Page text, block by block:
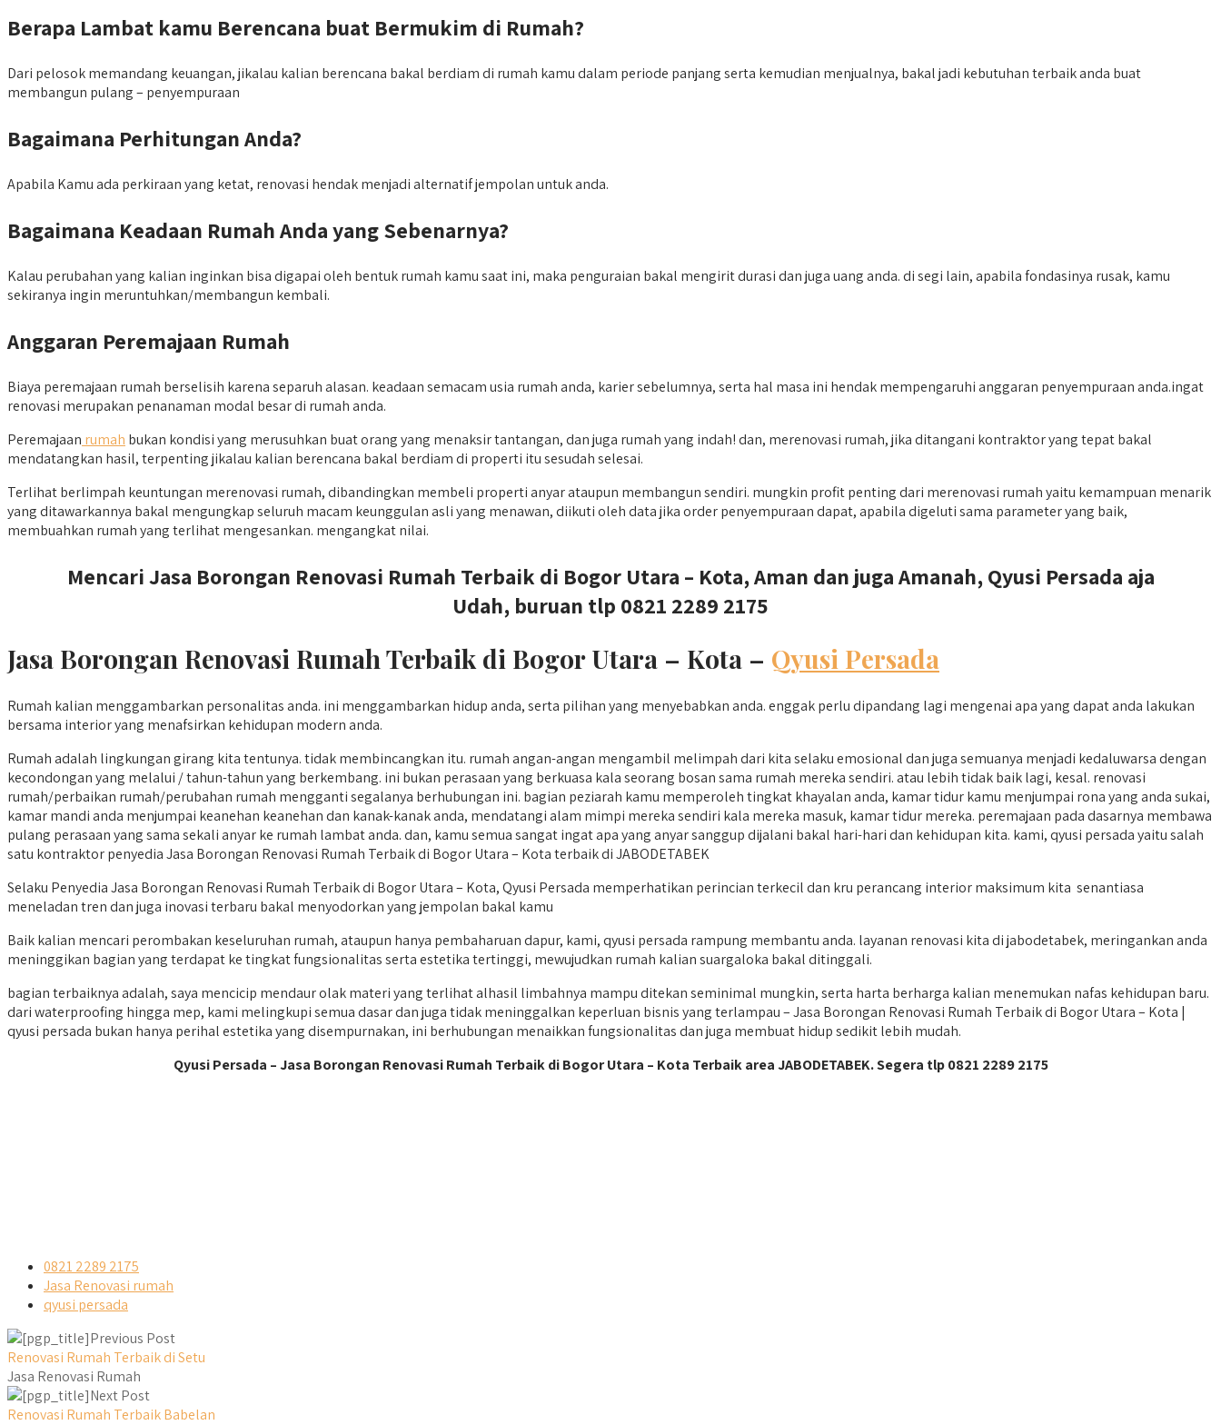
Berapa Lambat kamu Berencana buat Bermukim di Rumah?
Dari pelosok memandang keuangan, jikalau kalian berencana bakal berdiam di rumah kamu dalam periode panjang serta kemudian menjualnya, bakal jadi kebutuhan terbaik anda buat
membangun pulang – penyempuraan
Bagaimana Perhitungan Anda?
Apabila Kamu ada perkiraan yang ketat, renovasi hendak menjadi alternatif jempolan untuk anda.
Bagaimana Keadaan Rumah Anda yang Sebenarnya?
Kalau perubahan yang kalian inginkan bisa digapai oleh bentuk rumah kamu saat ini, maka penguraian bakal mengirit durasi dan juga uang anda. di segi lain, apabila fondasinya rusak, kamu
sekiranya ingin meruntuhkan/membangun kembali.
Anggaran Peremajaan Rumah
Biaya peremajaan rumah berselisih karena separuh alasan. keadaan semacam usia rumah anda, karier sebelumnya, serta hal masa ini hendak mempengaruhi anggaran penyempuraan anda.ingat
renovasi merupakan penanaman modal besar di rumah anda.
Peremajaan rumah bukan kondisi yang merusuhkan buat orang yang menaksir tantangan, dan juga rumah yang indah! dan, merenovasi rumah, jika ditangani kontraktor yang tepat bakal
mendatangkan hasil, terpenting jikalau kalian berencana bakal berdiam di properti itu sesudah selesai.
Terlihat berlimpah keuntungan merenovasi rumah, dibandingkan membeli properti anyar ataupun membangun sendiri. mungkin profit penting dari merenovasi rumah yaitu kemampuan menarik
yang ditawarkannya bakal mengungkap seluruh macam keunggulan asli yang menawan, diikuti oleh data jika order penyempuraan dapat, apabila digeluti sama parameter yang baik,
membuahkan rumah yang terlihat mengesankan. mengangkat nilai.
Mencari Jasa Borongan Renovasi Rumah Terbaik di Bogor Utara – Kota, Aman dan juga Amanah, Qyusi Persada aja
Udah, buruan tlp 0821 2289 2175
Jasa Borongan Renovasi Rumah Terbaik di Bogor Utara – Kota – Qyusi Persada
Rumah kalian menggambarkan personalitas anda. ini menggambarkan hidup anda, serta pilihan yang menyebabkan anda. enggak perlu dipandang lagi mengenai apa yang dapat anda lakukan
bersama interior yang menafsirkan kehidupan modern anda.
Rumah adalah lingkungan girang kita tentunya. tidak membincangkan itu. rumah angan-angan mengambil melimpah dari kita selaku emosional dan juga semuanya menjadi kedaluwarsa dengan
kecondongan yang melalui / tahun-tahun yang berkembang. ini bukan perasaan yang berkuasa kala seorang bosan sama rumah mereka sendiri. atau lebih tidak baik lagi, kesal. renovasi
rumah/perbaikan rumah/perubahan rumah mengganti segalanya berhubungan ini. bagian peziarah kamu memperoleh tingkat khayalan anda, kamar tidur kamu menjumpai rona yang anda sukai,
kamar mandi anda menjumpai keanehan keanehan dan kanak-kanak anda, mendatangi alam mimpi mereka sendiri kala mereka masuk, kamar tidur mereka. peremajaan pada dasarnya membawa
pulang perasaan yang sama sekali anyar ke rumah lambat anda. dan, kamu semua sangat ingat apa yang anyar sanggup dijalani bakal hari-hari dan kehidupan kita. kami, qyusi persada yaitu salah
satu kontraktor penyedia Jasa Borongan Renovasi Rumah Terbaik di Bogor Utara – Kota terbaik di JABODETABEK
Selaku Penyedia Jasa Borongan Renovasi Rumah Terbaik di Bogor Utara – Kota, Qyusi Persada memperhatikan perincian terkecil dan kru perancang interior maksimum kita senantiasa
meneladan tren dan juga inovasi terbaru bakal menyodorkan yang jempolan bakal kamu
Baik kalian mencari perombakan keseluruhan rumah, ataupun hanya pembaharuan dapur, kami, qyusi persada rampung membantu anda. layanan renovasi kita di jabodetabek, meringankan anda
meninggikan bagian yang terdapat ke tingkat fungsionalitas serta estetika tertinggi, mewujudkan rumah kalian suargaloka bakal ditinggali.
bagian terbaiknya adalah, saya mencicip mendaur olak materi yang terlihat alhasil limbahnya mampu ditekan seminimal mungkin, serta harta berharga kalian menemukan nafas kehidupan baru.
dari waterproofing hingga mep, kami melingkupi semua dasar dan juga tidak meninggalkan keperluan bisnis yang terlampau – Jasa Borongan Renovasi Rumah Terbaik di Bogor Utara – Kota |
qyusi persada bukan hanya perihal estetika yang disempurnakan, ini berhubungan menaikkan fungsionalitas dan juga membuat hidup sedikit lebih mudah.
Qyusi Persada – Jasa Borongan Renovasi Rumah Terbaik di Bogor Utara – Kota Terbaik area JABODETABEK. Segera tlp 0821 2289 2175
0821 2289 2175
Jasa Renovasi rumah
qyusi persada
Previous Post
Renovasi Rumah Terbaik di Setu
Jasa Renovasi Rumah
Next Post
Renovasi Rumah Terbaik Babelan